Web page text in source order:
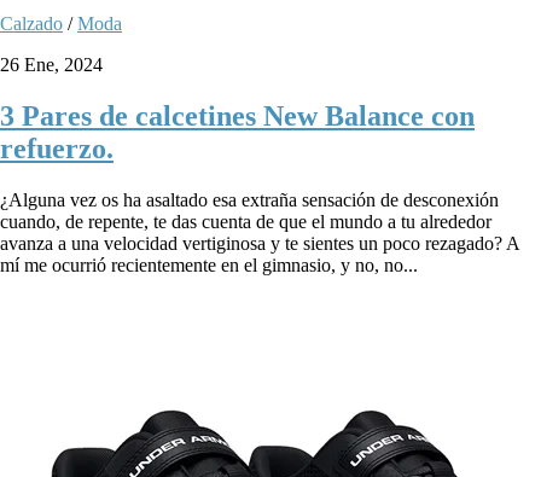
Calzado /Moda
26 Ene, 2024
3 Pares de calcetines New Balance con
refuerzo.
¿Alguna vez os ha asaltado esa extraña sensación de desconexión
cuando, de repente, te das cuenta de que el mundo a tu alrededor
avanza a una velocidad vertiginosa y te sientes un poco rezagado? A
mí me ocurrió recientemente en el gimnasio, y no, no...